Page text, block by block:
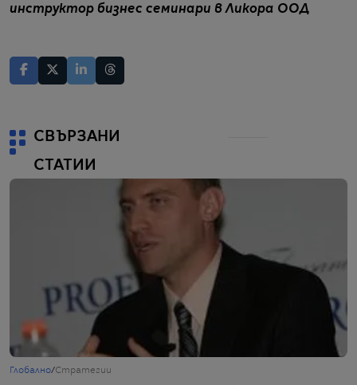
инструктор бизнес семинари в Ликора ООД
СВЪРЗАНИ
СТАТИИ
Глобално/Стратегии